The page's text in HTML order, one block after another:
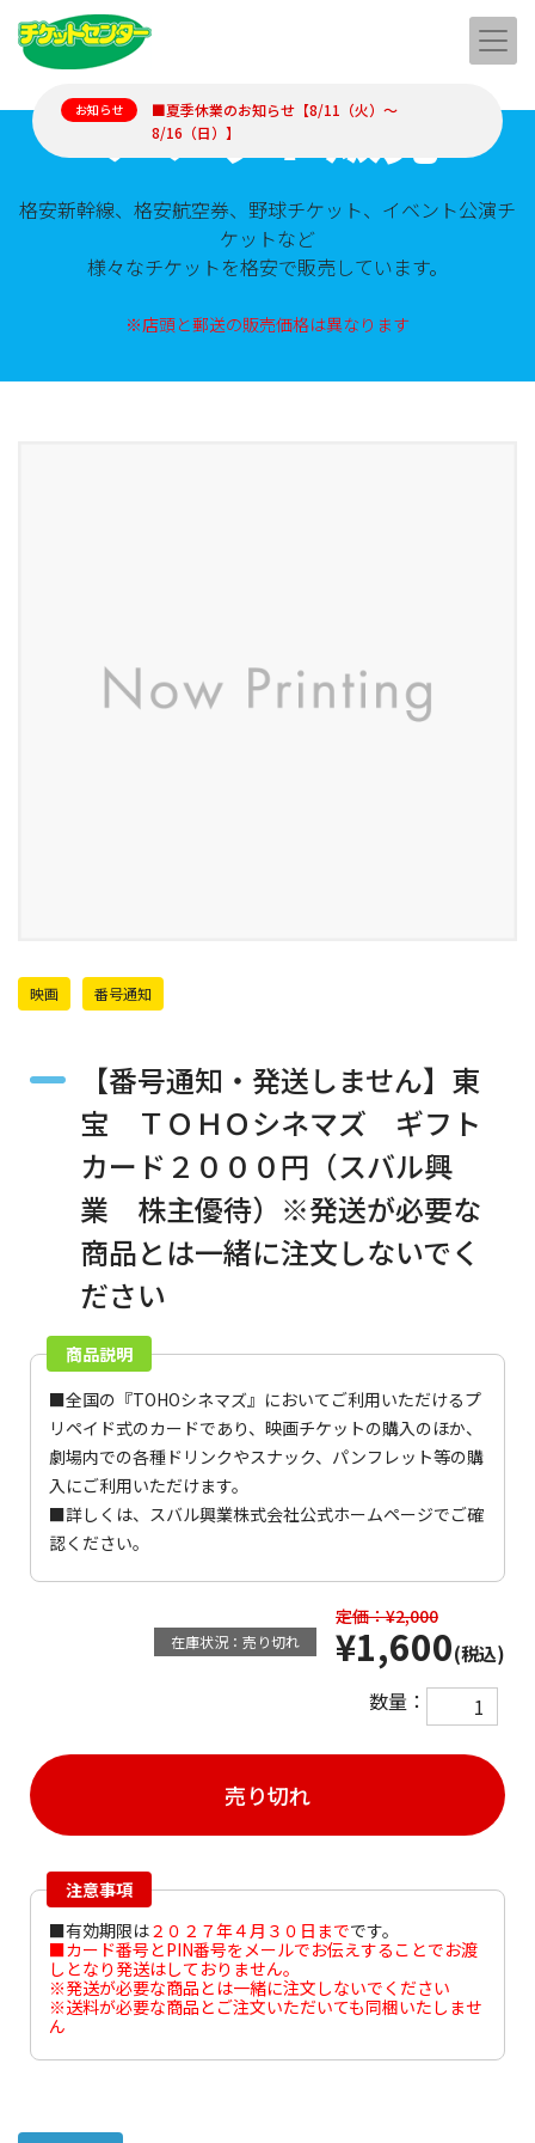
お知らせ
■夏季休業のお知らせ【8/11（火）～
8/16（日）】
チケット販売
格安新幹線、格安航空券、野球チケット、イベント公演チ
ケットなど
様々なチケットを格安で販売しています。
※店頭と郵送の販売価格は異なります
映画 番号通知
【番号通知・発送しません】東
宝 ＴＯＨＯシネマズ ギフト
カード２０００円（スバル興
業 株主優待）※発送が必要な
商品とは一緒に注文しないでく
ださい
商品説明
■全国の『TOHOシネマズ』においてご利用いただけるプ
リペイド式のカードであり、映画チケットの購入のほか、
劇場内での各種ドリンクやスナック、パンフレット等の購
入にご利用いただけます。
■詳しくは、 スバル興業株式会社公式ホームページでご確
認ください。
在庫状況：売り切れ
定価：¥2,000
¥1,600(税込)
数量：
売り切れ
注意事項
■有効期限は２０２７年４月３０日までです。
■カード番号とPIN番号をメールでお伝えすることでお渡
しとなり発送はしておりません。
※発送が必要な商品とは一緒に注文しないでください
※送料が必要な商品とご注文いただいても同梱いたしませ
ん